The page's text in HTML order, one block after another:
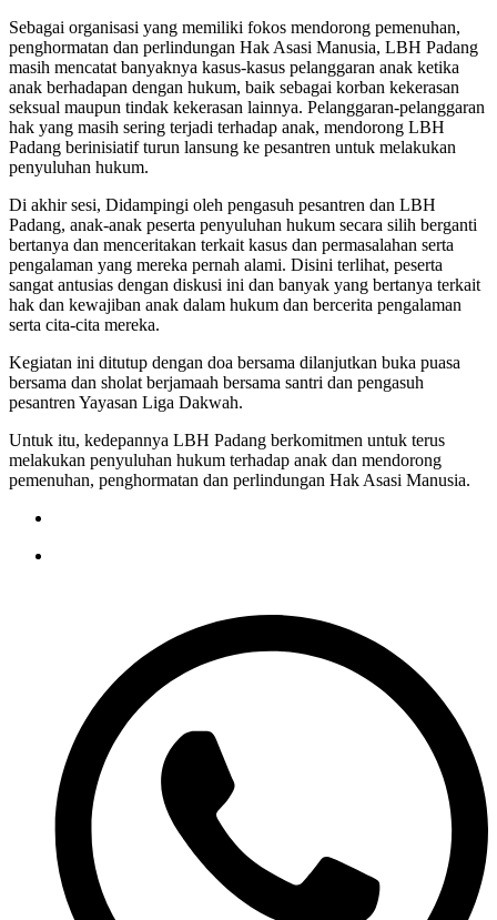
Sebagai organisasi yang memiliki fokos mendorong pemenuhan,
penghormatan dan perlindungan Hak Asasi Manusia, LBH Padang
masih mencatat banyaknya kasus-kasus pelanggaran anak ketika
anak berhadapan dengan hukum, baik sebagai korban kekerasan
seksual maupun tindak kekerasan lainnya. Pelanggaran-pelanggaran
hak yang masih sering terjadi terhadap anak, mendorong LBH
Padang berinisiatif turun lansung ke pesantren untuk melakukan
penyuluhan hukum.
Di akhir sesi, Didampingi oleh pengasuh pesantren dan LBH
Padang, anak-anak peserta penyuluhan hukum secara silih berganti
bertanya dan menceritakan terkait kasus dan permasalahan serta
pengalaman yang mereka pernah alami. Disini terlihat, peserta
sangat antusias dengan diskusi ini dan banyak yang bertanya terkait
hak dan kewajiban anak dalam hukum dan bercerita pengalaman
serta cita-cita mereka.
Kegiatan ini ditutup dengan doa bersama dilanjutkan buka puasa
bersama dan sholat berjamaah bersama santri dan pengasuh
pesantren Yayasan Liga Dakwah.
Untuk itu, kedepannya LBH Padang berkomitmen untuk terus
melakukan penyuluhan hukum terhadap anak dan mendorong
pemenuhan, penghormatan dan perlindungan Hak Asasi Manusia.